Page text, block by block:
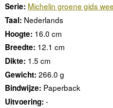
Serie: Michelin groene gids
Taal: Nederlands
Hoogte: 16.0 cm
Breedte: 12.1 cm
Dikte: 1.5 cm
Gewicht: 266.0 g
Bindwijze: Paperback
Uitvoering: -